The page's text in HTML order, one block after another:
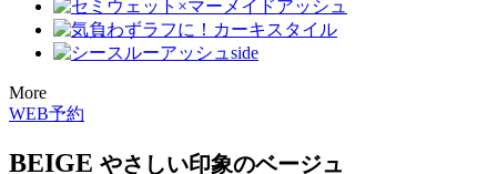
More
WEB予約
BEIGE やさしい印象のベージュ